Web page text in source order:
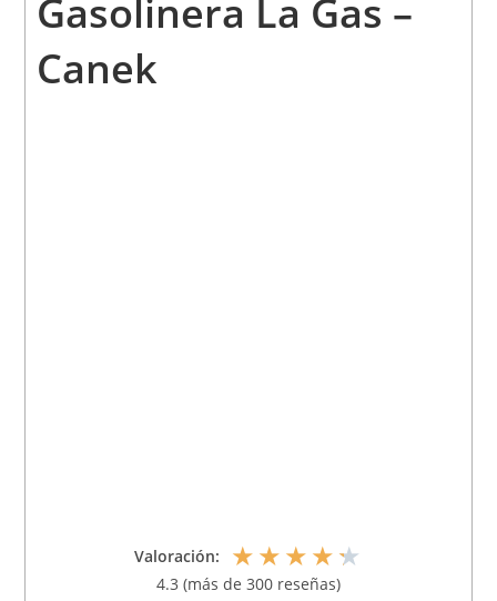
Gasolinera La Gas –
Canek
Valoración: ★★★★★
4.3 (más de 300 reseñas)